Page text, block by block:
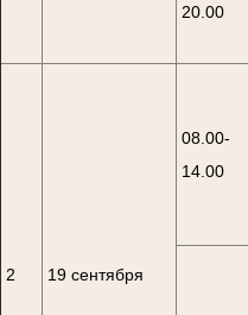
20.00
2 19 сентября
08.00-
14.00